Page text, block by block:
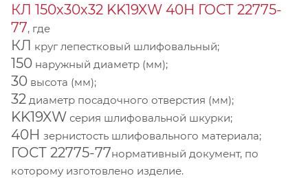
КЛ 150х30х32 KK19XW 40Н ГОСТ 22775-
77, где
КЛ круг лепестковый шлифовальный;
150 наружный диаметр (мм);
30 высота (мм);
32 диаметр посадочного отверстия (мм);
KK19XW серия шлифовальной шкурки;
40Н зернистость шлифовального материала;
ГОСТ 22775-77нормативный документ, по
которому изготовлено изделие.